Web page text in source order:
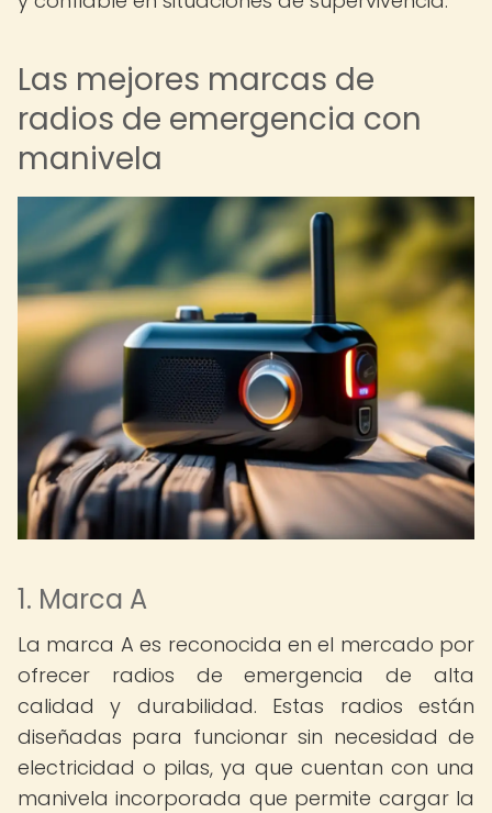
Las mejores marcas de
radios de emergencia con
manivela
1. Marca A
La marca A es reconocida en el mercado por
ofrecer radios de emergencia de alta
calidad y durabilidad. Estas radios están
diseñadas para funcionar sin necesidad de
electricidad o pilas, ya que cuentan con una
manivela incorporada que permite cargar la